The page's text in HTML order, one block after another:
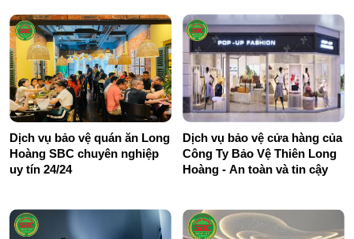
Dịch vụ bảo vệ quán ăn Long
Hoàng SBC chuyên nghiệp
uy tín 24/24
Dịch vụ bảo vệ cửa hàng của
Công Ty Bảo Vệ Thiên Long
Hoàng - An toàn và tin cậy